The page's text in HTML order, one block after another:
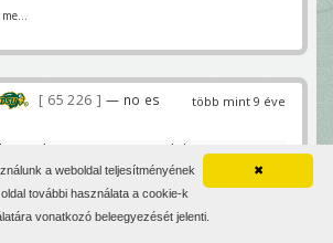
több mint 9 éve
65 226
— no es
után megvan a 3. HC-jelölt: Jimmy
co-DC)
Derek Mason, a Vanderbilt
✖
a weboldal teljesítményének
további használata a cookie-k
vonatkozó beleegyezését jelenti.